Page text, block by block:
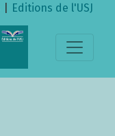
Editions de l'USJ